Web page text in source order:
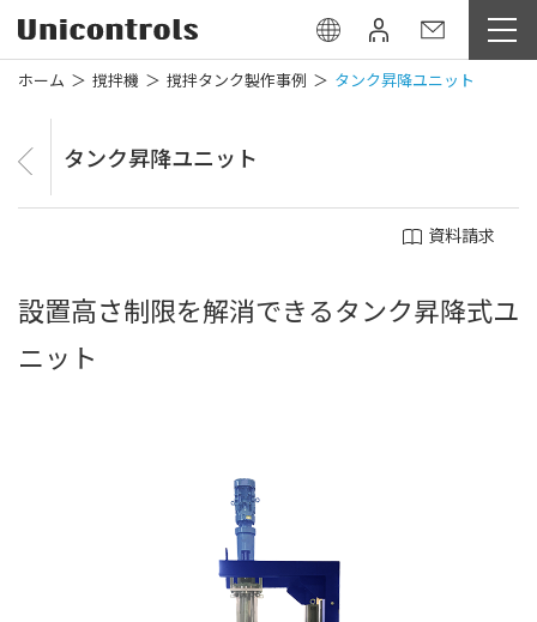
ホーム 撹拌機 撹拌タンク製作事例 タンク昇降ユニット
タンク昇降ユニット
資料請求
設置高さ制限を解消できるタンク昇降式ユ
ニット